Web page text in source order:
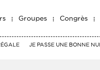
Groupes Congrès
JE PASSE UNE BONNE